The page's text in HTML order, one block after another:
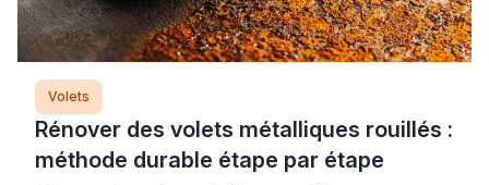
Volets
Rénover des volets métalliques rouillés :
méthode durable étape par étape